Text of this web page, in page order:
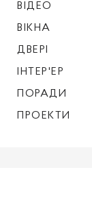
ВІДЕО
ВІКНА
ДВЕРІ
ІНТЕР'ЕР
ПОРАДИ
ПРОЕКТИ